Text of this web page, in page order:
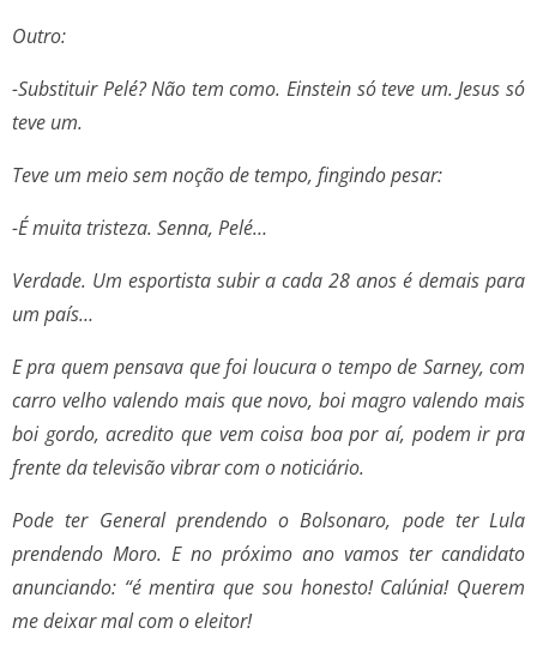
Outro:
-Substituir Pelé? Não tem como. Einstein só teve um. Jesus só
teve um.
Teve um meio sem noção de tempo, fingindo pesar:
-É muita tristeza. Senna, Pelé…
Verdade. Um esportista subir a cada 28 anos é demais para
um país…
E pra quem pensava que foi loucura o tempo de Sarney, com
carro velho valendo mais que novo, boi magro valendo mais
boi gordo, acredito que vem coisa boa por aí, podem ir pra
frente da televisão vibrar com o noticiário.
Pode ter General prendendo o Bolsonaro, pode ter Lula
prendendo Moro. E no próximo ano vamos ter candidato
anunciando: “é mentira que sou honesto! Calúnia! Querem
me deixar mal com o eleitor!